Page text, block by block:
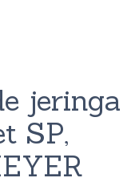
jeringa
SP,